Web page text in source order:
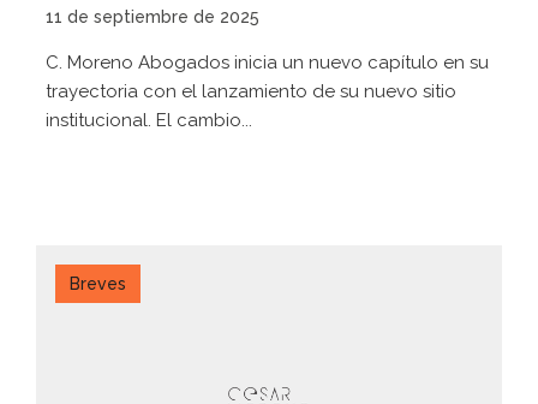
11 de septiembre de 2025
C. Moreno Abogados inicia un nuevo capítulo en su
trayectoria con el lanzamiento de su nuevo sitio
institucional. El cambio...
Breves